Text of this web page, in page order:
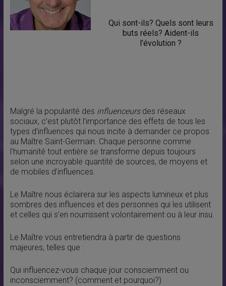
Qui sont-ils? Quels sont leurs
buts réels? Aident-ils
l’évolution ?
Malgré la popularité des influenceursdes réseaux
sociaux, c’est plutôt l’importance des effets de tous les
types d’influences qui nous incite à demander ce propos
au Maître Saint-Germain. Chaque personne comme
l’humanité tout entière se transforme depuis toujours
selon une incroyable quantité de sources, de moyens et
de mobiles d’influences.
Le Maître nous éclairera sur les aspects lumineux et plus
sombres des influences et des personnes qui les utilisent
et celles qui s’en nourrissent volontairement ou à leur insu.
Le Maître vous entretiendra à partir de questions
majeures, telles que :
Qui influencez-vous chaque jour consciemment ou
inconsciemment? (comment et pourquoi?)